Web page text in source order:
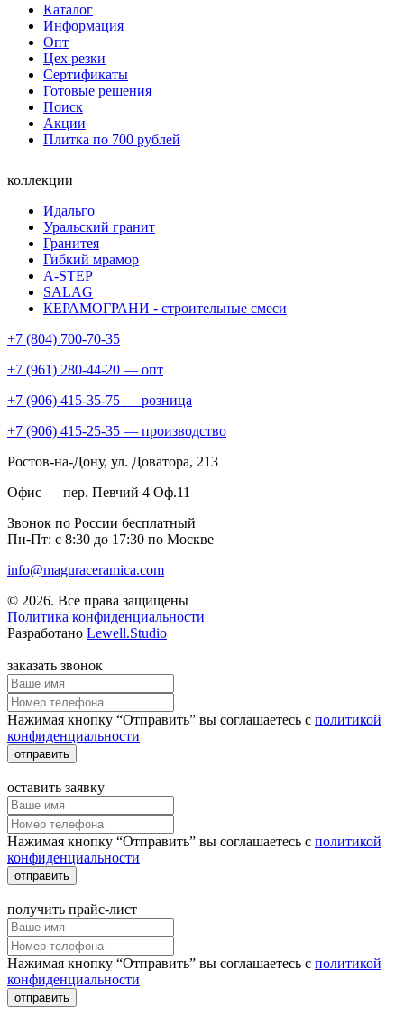
Каталог
Информация
Опт
Цех резки
Сертификаты
Готовые решения
Поиск
Акции
Плитка по 700 рублей
коллекции
Идальго
Уральский гранит
Гранитея
Гибкий мрамор
A-STEP
SALAG
КЕРАМОГРАНИ - строительные смеси
+7 (804) 700-70-35
+7 (961) 280-44-20 — опт
+7 (906) 415-35-75 — розница
+7 (906) 415-25-35 — производство
Ростов-на-Дону, ул. Доватора, 213
Офис — пер. Певчий 4 Оф.11
Звонок по России бесплатный
Пн-Пт: с 8:30 до 17:30 по Москве
info@maguraceramica.com
© 2026. Все права защищены
Политика конфиденциальности
Разработано Lewell.Studio
заказать звонок
Нажимая кнопку “Отправить” вы соглашаетесь с политикой
конфиденциальности
отправить
оставить заявку
Нажимая кнопку “Отправить” вы соглашаетесь с политикой
конфиденциальности
отправить
получить прайс-лист
Нажимая кнопку “Отправить” вы соглашаетесь с политикой
конфиденциальности
отправить